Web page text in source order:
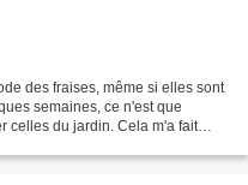
des fraises, même si elles sont
semaines, ce n'est que
celles du jardin. Cela m'a fait